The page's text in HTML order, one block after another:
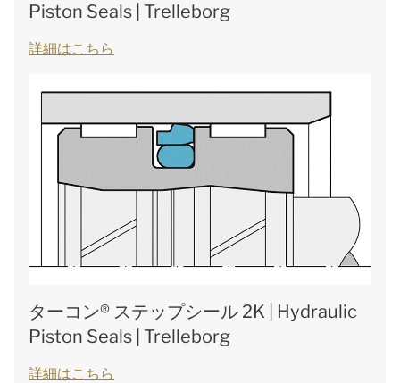
Piston Seals | Trelleborg
詳細はこちら
ターコン® ステップシール 2K | Hydraulic
Piston Seals | Trelleborg
詳細はこちら